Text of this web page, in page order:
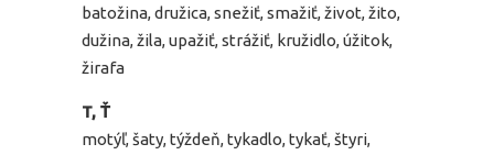
batožina, družica, snežiť, smažiť, život, žito,
dužina, žila, upažiť, strážiť, kružidlo, úžitok,
žirafa
T, Ť
motýľ, šaty, týždeň, tykadlo, tykať, štyri,